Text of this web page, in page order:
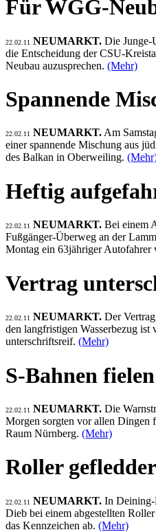
Für WGG-
22.02.11 NEUMARKT. Die Junge-
die Entscheidung der CSU-
Neubau auzusprechen. (Mehr)
Spannende
22.02.11 NEUMARKT. Am
einer spannende Mischung aus
des Balkan in Oberweiling.
Heftig
22.02.11 NEUMARKT. Bei einem
Fußgänger-Überweg an der
Montag ein 63jähriger Autofahrer
Vertrag
22.02.11 NEUMARKT. Der
den langfristigen Wasserbezug ist
unterschriftsreif. (Mehr)
S-Bahnen
22.02.11 NEUMARKT. Die
Morgen sorgten vor allen Dingen
Raum Nürnberg. (Mehr)
Roller
22.02.11 NEUMARKT. In Deining-
Dieb bei einem abgestellten
das Kennzeichen ab. (Mehr)